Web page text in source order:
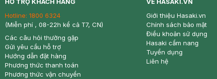
Hotline: 1800 6324
(Miễn phí , 08-22h kể cả T7, CN)
Các câu hỏi thường gặp
Gửi yêu cầu hỗ trợ
Hướng dẫn đặt hàng
Phương thức thanh toán
Phương thức vận chuyển
Giới thiệu Hasaki.vn
Chính sách bảo mật
Điều khoản sử dụng
Hasaki cẩm nang
Tuyển dụng
Liên hệ